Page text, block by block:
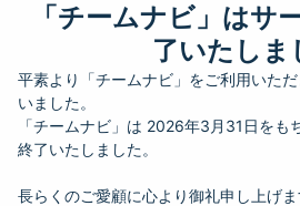
「チームナビ」はサ
了いたしま
平素より「チームナビ」をご利用いた
いました。
「チームナビ」は 2026年3月31日をも
終了いたしました。
長らくのご愛顧に心より御礼申し上げま